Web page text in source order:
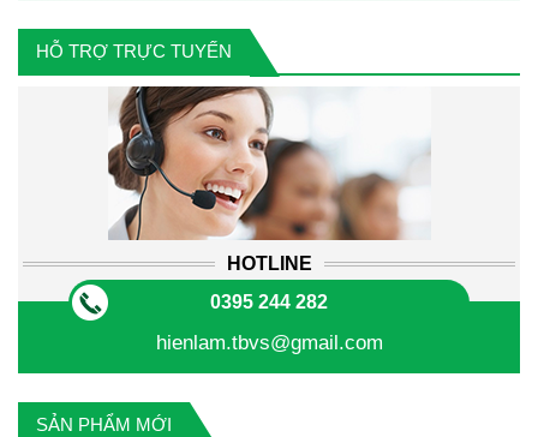
HỖ TRỢ TRỰC TUYẾN
HOTLINE
0395 244 282
hienlam.tbvs@gmail.com
SẢN PHẨM MỚI